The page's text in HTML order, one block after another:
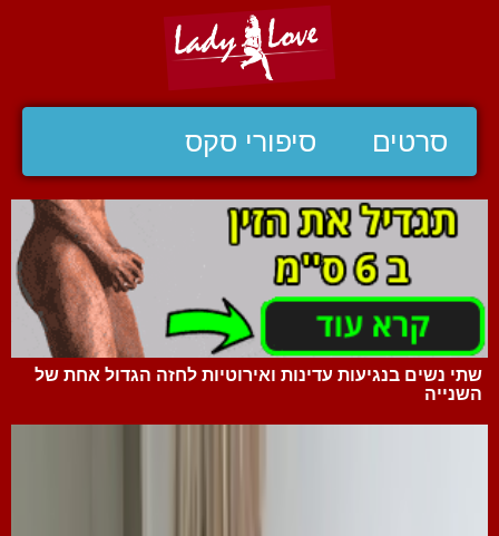
סרטים סיפורי סקס
שתי נשים בנגיעות עדינות ואירוטיות לחזה הגדול אחת של
השנייה